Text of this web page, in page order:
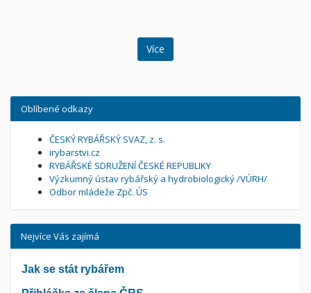
Více
Oblíbené odkazy
ČESKÝ RYBÁŘSKÝ SVAZ, z. s.
irybarstvi.cz
RYBÁŘSKÉ SDRUŽENÍ ČESKÉ REPUBLIKY
Výzkumný ústav rybářský a hydrobiologický /VÚRH/
Odbor mládeže Zpč. ÚS
Nejvíce Vás zajímá
Jak se stát rybářem